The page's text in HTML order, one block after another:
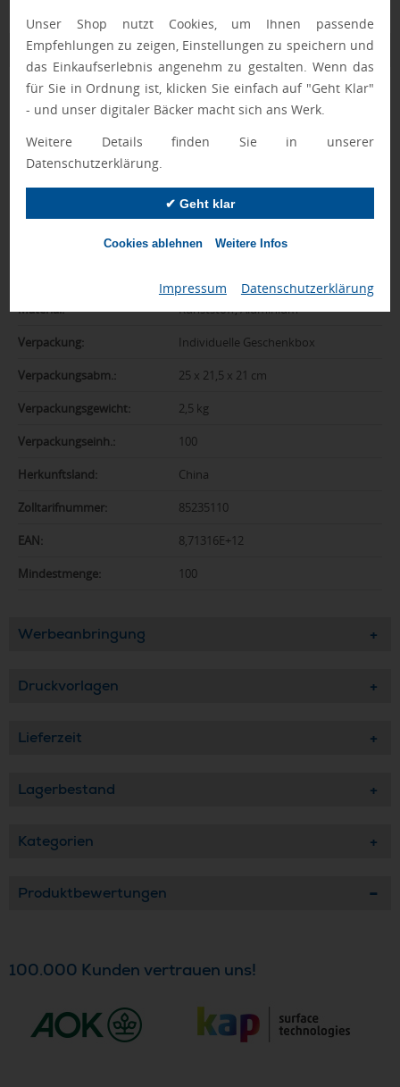
Unser Shop nutzt Cookies, um Ihnen passende
Empfehlungen zu zeigen, Einstellungen zu speichern und
das Einkaufserlebnis angenehm zu gestalten. Wenn das
für Sie in Ordnung ist, klicken Sie einfach auf "Geht Klar"
- und unser digitaler Bäcker macht sich ans Werk.
Weitere Details finden Sie in unserer
Datenschutzerklärung.
✔ Geht klar
Cookies ablehnen Weitere Infos
Impressum Datenschutzerklärung
Zusatzinformation
Artikelnummer: 042-1Z40000D
Abmessungen:
25 g
Material: Kunststoff, Aluminium
Verpackung: Individuelle Geschenkbox
Verpackungsabm.: 25 x 21,5 x 21 cm
Verpackungsgewicht: 2,5 kg
Verpackungseinh.: 100
Herkunftsland: China
Zolltarifnummer: 85235110
EAN: 8,71316E+12
Mindestmenge: 100
Werbeanbringung
Druckvorlagen
Lieferzeit
Lagerbestand
Kategorien
Produktbewertungen
100.000 Kunden vertrauen uns!